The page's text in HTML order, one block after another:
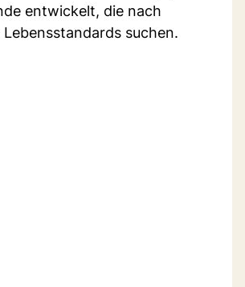
entwickelt, die nach
suchen.